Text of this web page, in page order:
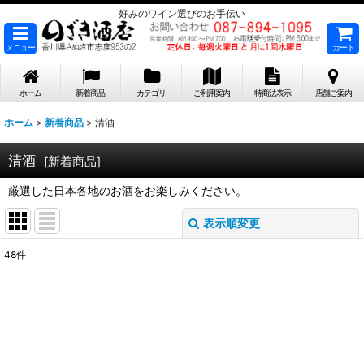
好みのワイン選びのお手伝い
メニュー カート
ホーム 新着商品 カテゴリ ご利用案内 特商法表示 店舗ご案内
ホーム > 新着商品 > 清酒
清酒 [新着商品]
厳選した日本各地のお酒をお楽しみください。
表示順変更
48件